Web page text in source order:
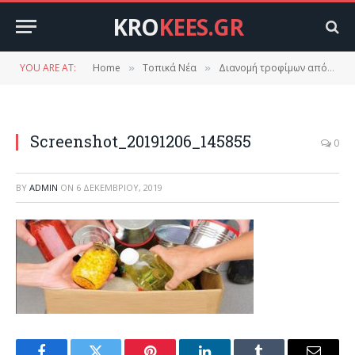
KROKEES.GR
YOU ARE AT: Home » Τοπικά Νέα » Διανομή τροφίμων από τον δήμο Ευρώτα.
Screenshot_20191206_145855 0
BY ADMIN ON 6 ΔΕΚΕΜΒΡΊΟΥ, 2019